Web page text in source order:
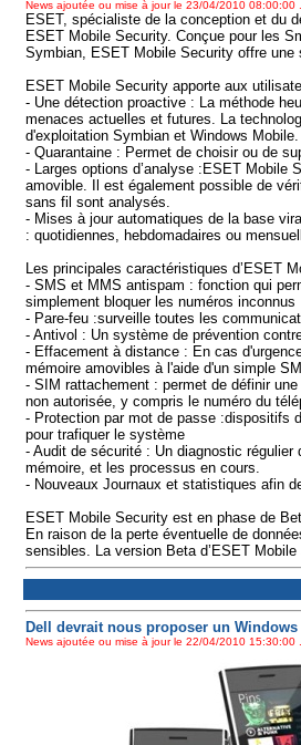
News ajoutée ou mise à jour le 23/04/2010 08:00:00
ESET, spécialiste de la conception et du
ESET Mobile Security. Conçue pour les
Symbian, ESET Mobile Security offre
ESET Mobile Security apporte aux
- Une détection proactive : La méthode
menaces actuelles et futures. La
d'exploitation Symbian et Windows Mobile.
- Quarantaine : Permet de choisir ou de
- Larges options d’analyse :ESET Mobile
amovible. Il est également possible de
sans fil sont analysés.
- Mises à jour automatiques de la base
: quotidiennes, hebdomadaires ou
Les principales caractéristiques d’ESET
- SMS et MMS antispam : fonction qui
simplement bloquer les numéros inconnus
- Pare-feu :surveille toutes les
- Antivol : Un système de prévention
- Effacement à distance : En cas
mémoire amovibles à l'aide d'un simple
- SIM rattachement : permet de définir
non autorisée, y compris le numéro du
- Protection par mot de passe :dispositifs
pour trafiquer le système
- Audit de sécurité : Un diagnostic
mémoire, et les processus en cours.
- Nouveaux Journaux et statistiques afin
ESET Mobile Security est en phase de
En raison de la perte éventuelle de
sensibles. La version Beta d’ESET
Dell devrait nous proposer un
News ajoutée ou mise à jour le 22/04/2010 15:30:00